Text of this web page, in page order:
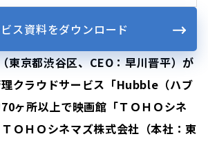
ス資料をダウンロード
京都渋谷区、CEO：早川晋平）が
クラウドサービス「Hubble（ハブ
ヶ所以上で映画館「ＴＯＨＯシネ
ＯＨＯシネマズ株式会社（本社：東